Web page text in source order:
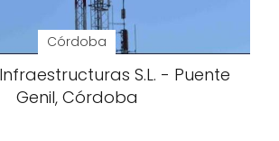
Córdoba
S.L. - Puente
Genil, Córdoba